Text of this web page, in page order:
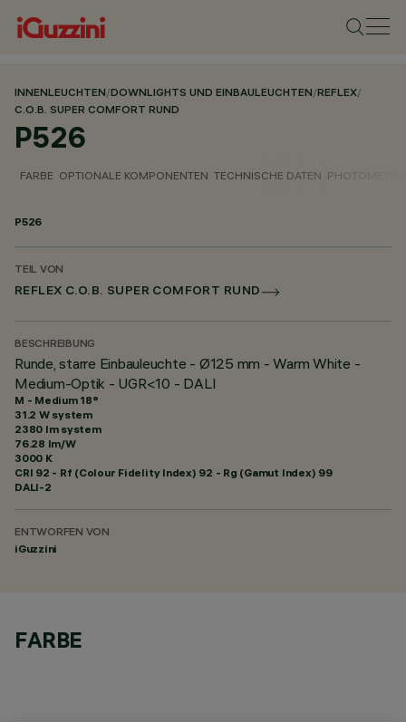
INNENLEUCHTEN/DOWNLIGHTS UND EINBAULEUCHTEN/REFLEX/
C.O.B. SUPER COMFORT RUND
P526
FARBE OPTIONALE KOMPONENTEN TECHNISCHE DATEN
P526
TEIL VON
REFLEX C.O.B. SUPER COMFORT RUND
BESCHREIBUNG
Runde, starre Einbauleuchte - Ø125 mm - Warm White -
Medium-Optik - UGR<10 - DALI
M - Medium 18°
31.2 W system
2380 lm system
76.28 lm/W
3000 K
CRI 92 - Rf (Colour Fidelity Index) 92 - Rg (Gamut Index) 99
DALI-2
ENTWORFEN VON
iGuzzini
FARBE